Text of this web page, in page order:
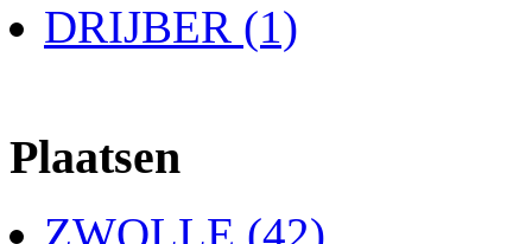
DRIJBER (1)
Plaatsen
ZWOLLE (42)